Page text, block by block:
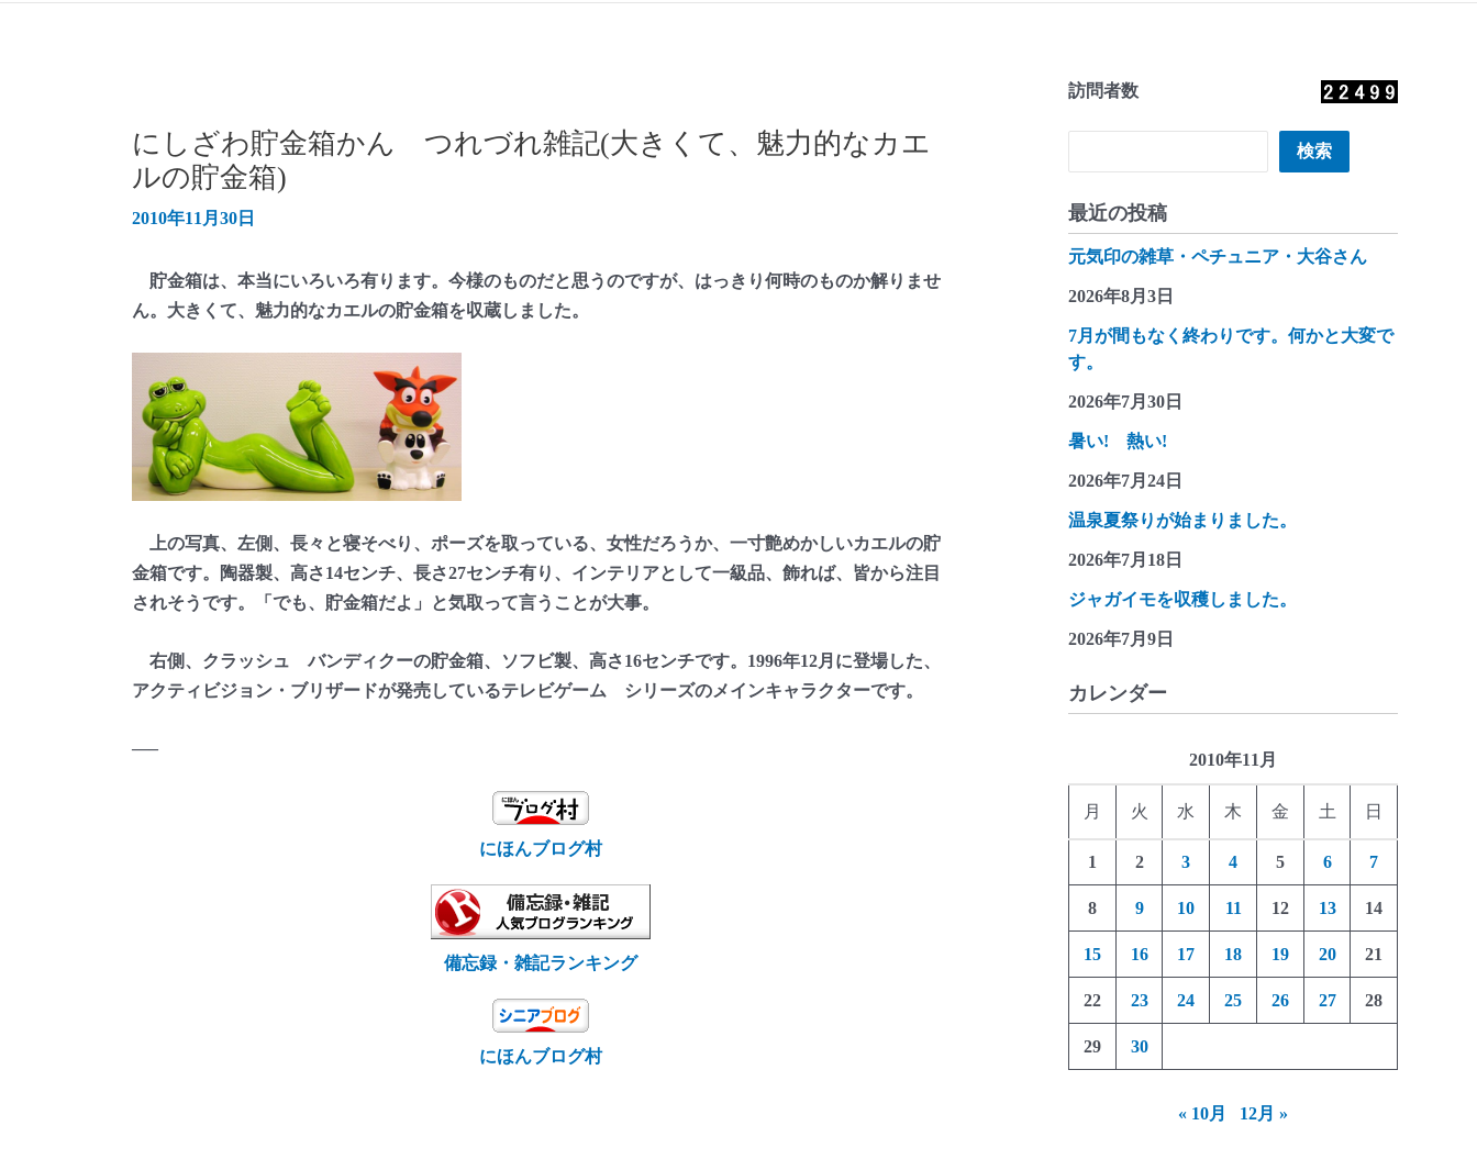
にしざわ貯金箱かん つれづれ雑記(大きくて、魅力的なカエ
ルの貯金箱)
2010年11月30日
貯金箱は、本当にいろいろ有ります。今様のものだと思うのですが、はっきり何時のものか解りませ
ん。大きくて、魅力的なカエルの貯金箱を収蔵しました。
上の写真、左側、長々と寝そべり、ポーズを取っている、女性だろうか、一寸艶めかしいカエルの貯
金箱です。陶器製、高さ14センチ、長さ27センチ有り、インテリアとして一級品、飾れば、皆から注目
されそうです。「でも、貯金箱だよ」と気取って言うことが大事。
右側、クラッシュ バンディクーの貯金箱、ソフビ製、高さ16センチです。1996年12月に登場した、
アクティビジョン・ブリザードが発売しているテレビゲーム シリーズのメインキャラクターです。
—–
にほんブログ村
備忘録・雑記ランキング
にほんブログ村
訪問者数
検索
最近の投稿
元気印の雑草・ペチュニア・大谷さん
2026年8月3日
7月が間もなく終わりです。何かと大変で
す。
2026年7月30日
暑い! 熱い!
2026年7月24日
温泉夏祭りが始まりました。
2026年7月18日
ジャガイモを収穫しました。
2026年7月9日
カレンダー
2010年11月
月 火 水 木 金 土 日
1 2 3 4 5 6 7
8 9 10 11 12 13 14
15 16 17 18 19 20 21
22 23 24 25 26 27 28
29 30
« 10月 12月 »